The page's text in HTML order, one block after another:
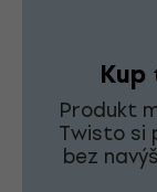
Produkt
Twisto si
bez